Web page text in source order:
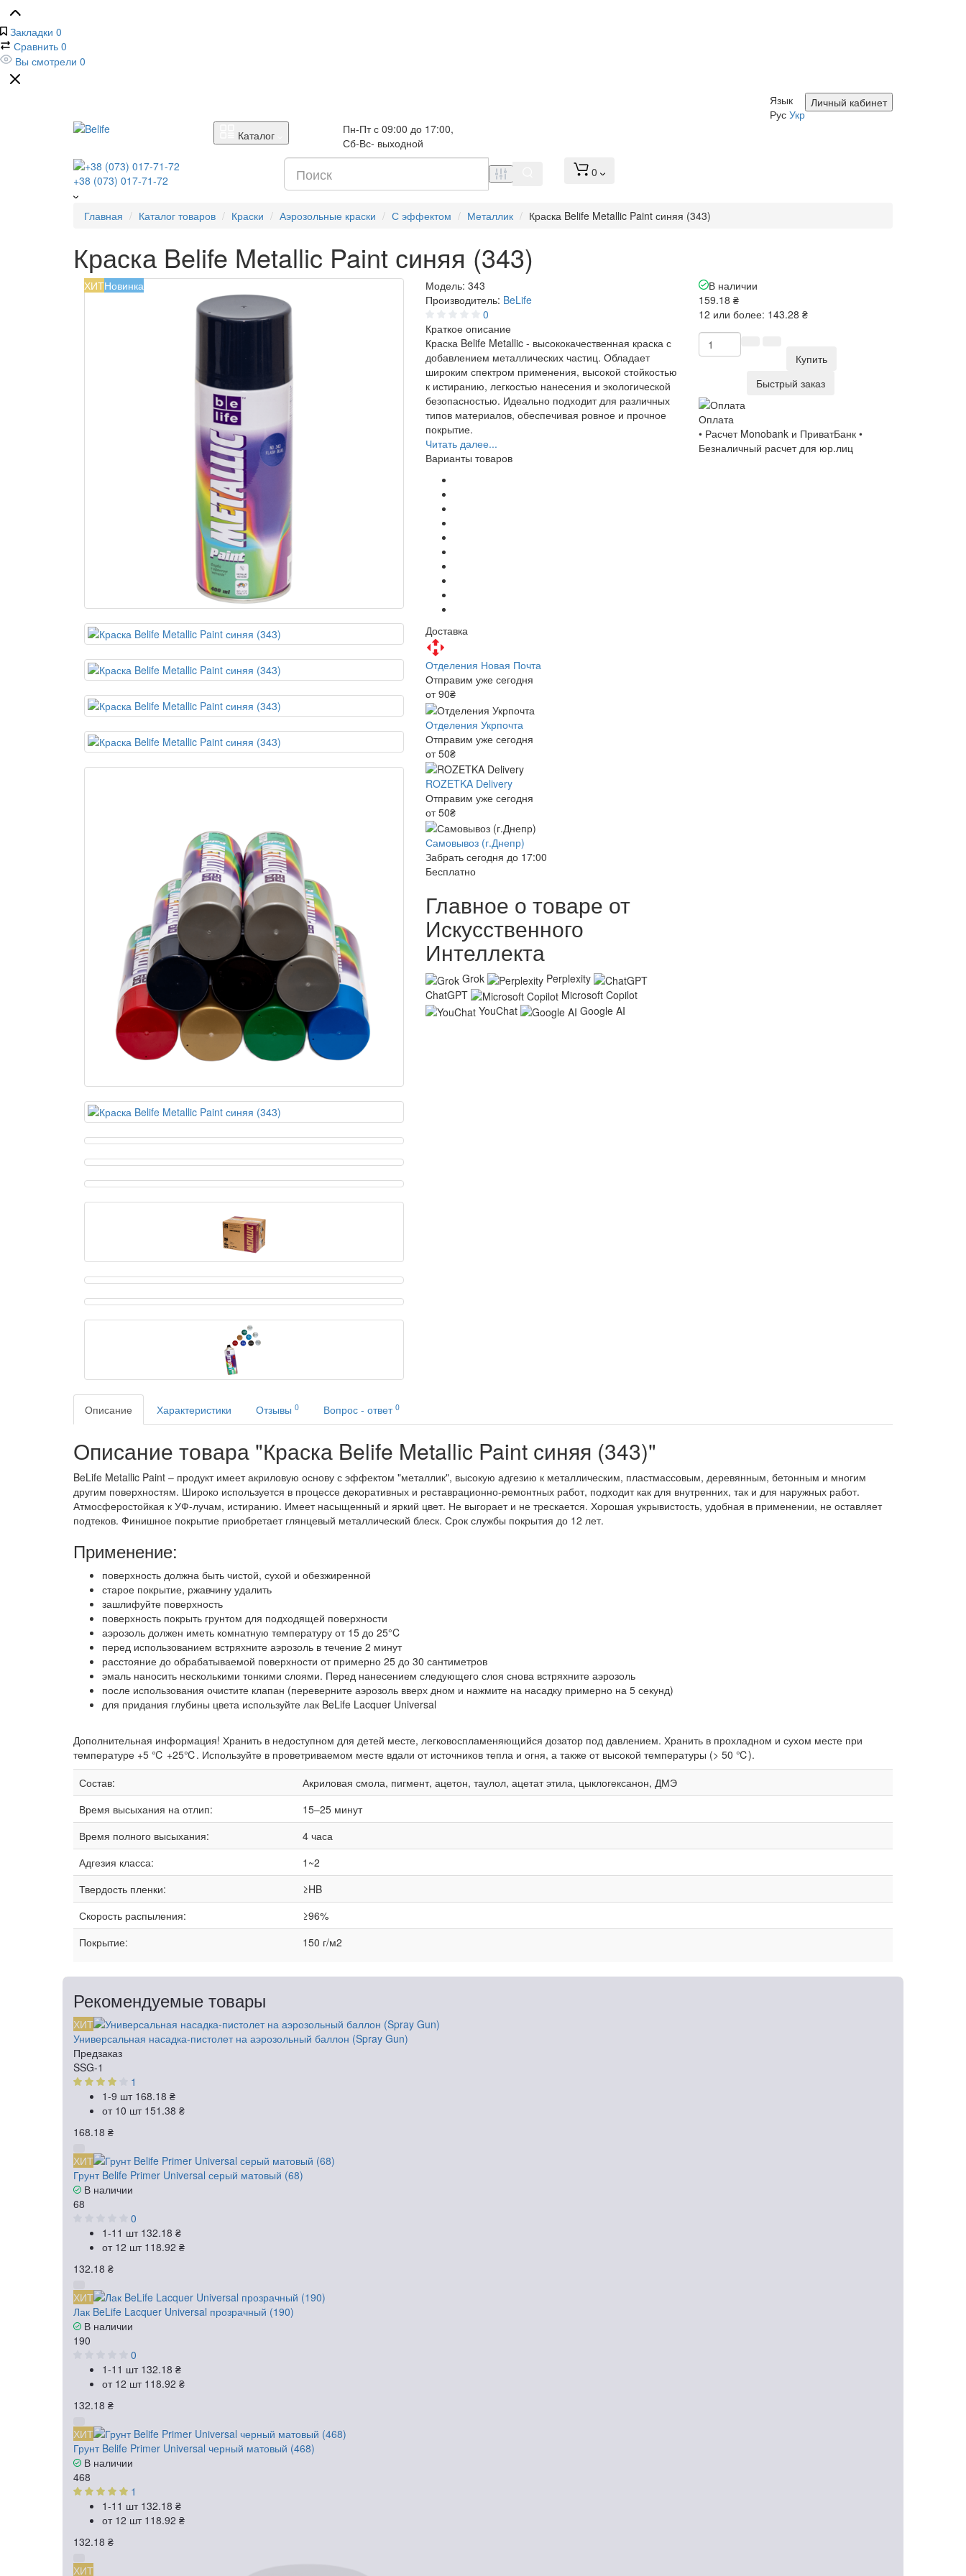
Закладки 0
Сравнить 0
Вы смотрели 0
Личный кабинет
Язык
Рус Укр
Каталог
Пн-Пт с 09:00 до 17:00,
Сб-Вс- выходной
+38 (073) 017-71-72
0
Главная Каталог товаров Краски Аэрозольные краски С эффектом Металлик Краска Belife Metallic Paint синяя (343)
Краска Belife Metallic Paint синяя (343)
ХИТНовинка Модель: 343
Производитель: BeLife
0
Краткое описание
Краска Belife Metallic - высококачественная краска с
добавлением металлических частиц. Обладает
широким спектром применения, высокой стойкостью
к истиранию, легкостью нанесения и экологической
безопасностью. Идеально подходит для различных
типов материалов, обеспечивая ровное и прочное
покрытие.
Читать далее...
Варианты товаров
Доставка
Отделения Новая Почта
Отправим уже сегодня
от 90₴
Отделения Укрпочта
Отправим уже сегодня
от 50₴
ROZETKA Delivery
Отправим уже сегодня
от 50₴
Самовывоз (г.Днепр)
Забрать сегодня до 17:00
Бесплатно
Главное о товаре от
Искусственного
Интеллекта
Grok
Perplexity
ChatGPT
Microsoft Copilot
YouChat
Google AI
В наличии
159.18 ₴
12 или более: 143.28 ₴
Купить
Быстрый заказ
Оплата
• Расчет Monobank и ПриватБанк •
Безналичный расчет для юр.лиц
Описание Характеристики Отзывы 0 Вопрос - ответ 0
Описание товара "Краска Belife Metallic Paint синяя (343)"
BeLife Metallic Paint – продукт имеет акриловую основу с эффектом "металлик", высокую адгезию к металлическим, пластмассовым, деревянным, бетонным и многим
другим поверхностям. Широко используется в процессе декоративных и реставрационно-ремонтных работ, подходит как для внутренних, так и для наружных работ.
Атмосферостойкая к УФ-лучам, истиранию. Имеет насыщенный и яркий цвет. Не выгорает и не трескается. Хорошая укрывистость, удобная в применении, не оставляет
подтеков. Финишное покрытие приобретает глянцевый металлический блеск. Срок службы покрытия до 12 лет.
Применение:
поверхность должна быть чистой, сухой и обезжиренной
старое покрытие, ржавчину удалить
зашлифуйте поверхность
поверхность покрыть грунтом для подходящей поверхности
аэрозоль должен иметь комнатную температуру от 15 до 25°C
перед использованием встряхните аэрозоль в течение 2 минут
расстояние до обрабатываемой поверхности от примерно 25 до 30 сантиметров
эмаль наносить несколькими тонкими слоями. Перед нанесением следующего слоя снова встряхните аэрозоль
после использования очистите клапан (переверните аэрозоль вверх дном и нажмите на насадку примерно на 5 секунд)
для придания глубины цвета используйте лак BeLife Lacquer Universal
Дополнительная информация! Хранить в недоступном для детей месте, легковоспламеняющийся дозатор под давлением. Хранить в прохладном и сухом месте при
температуре +5 ℃ +25℃. Используйте в проветриваемом месте вдали от источников тепла и огня, а также от высокой температуры (> 50 ℃).
Состав:
Акриловая смола, пигмент, ацетон, таулол, ацетат этила, цыклогексанон, ДМЭ
Время высыхания на отлип:
15–25 минут
Время полного высыхания:
4 часа
Адгезия класса:
1~2
Твердость пленки:
≥HB
Скорость распыления:
≥96%
Покрытие:
150 г/м2
Рекомендуемые товары
ХИТ
Универсальная насадка-пистолет на аэрозольный баллон (Spray Gun)
Предзаказ
SSG-1
1
1-9 шт 168.18 ₴
от 10 шт 151.38 ₴
168.18 ₴
ХИТ
Грунт Belife Primer Universal серый матовый (68)
В наличии
68
0
1-11 шт 132.18 ₴
от 12 шт 118.92 ₴
132.18 ₴
ХИТ
Лак BeLife Lacquer Universal прозрачный (190)
В наличии
190
0
1-11 шт 132.18 ₴
от 12 шт 118.92 ₴
132.18 ₴
ХИТ
Грунт Belife Primer Universal черный матовый (468)
В наличии
468
1
1-11 шт 132.18 ₴
от 12 шт 118.92 ₴
132.18 ₴
ХИТ